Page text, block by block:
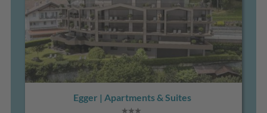
Egger | Apartments & Suites